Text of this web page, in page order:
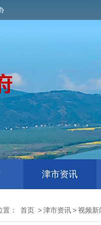
津市资讯
置： 首页 >津市资讯>视频新